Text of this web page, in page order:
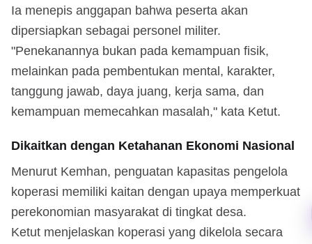
Ia menepis anggapan bahwa peserta akan
dipersiapkan sebagai personel militer.
"Penekanannya bukan pada kemampuan fisik,
melainkan pada pembentukan mental, karakter,
tanggung jawab, daya juang, kerja sama, dan
kemampuan memecahkan masalah," kata Ketut.
Dikaitkan dengan Ketahanan Ekonomi Nasional
Menurut Kemhan, penguatan kapasitas pengelola
koperasi memiliki kaitan dengan upaya memperkuat
perekonomian masyarakat di tingkat desa.
Ketut menjelaskan koperasi yang dikelola secara